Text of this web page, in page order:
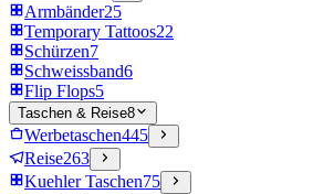
Armbänder25
Temporary Tattoos22
Schürzen7
Schweissband6
Flip Flops5
Taschen & Reise8
Werbetaschen445
Reise263
Kuehler Taschen75